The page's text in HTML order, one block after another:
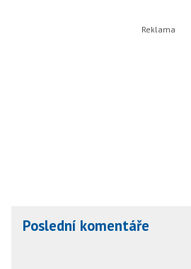
Poslední komentáře